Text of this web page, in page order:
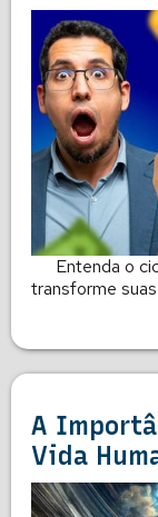
Entenda o
transforme
A
Vida